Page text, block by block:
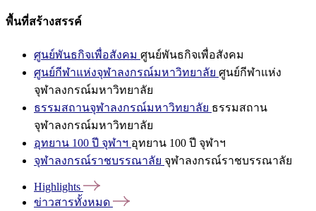
พื้นที่สร้างสรรค์
ศูนย์พันธกิจเพื่อสังคม ศูนย์พันธกิจเพื่อสังคม
ศูนย์กีฬาแห่งจุฬาลงกรณ์มหาวิทยาลัย ศูนย์กีฬาแห่ง
จุฬาลงกรณ์มหาวิทยาลัย
ธรรมสถานจุฬาลงกรณ์มหาวิทยาลัย ธรรมสถาน
จุฬาลงกรณ์มหาวิทยาลัย
อุทยาน 100 ปี จุฬาฯ อุทยาน 100 ปี จุฬาฯ
จุฬาลงกรณ์ราชบรรณาลัย จุฬาลงกรณ์ราชบรรณาลัย
Highlights
ข่าวสารทั้งหมด